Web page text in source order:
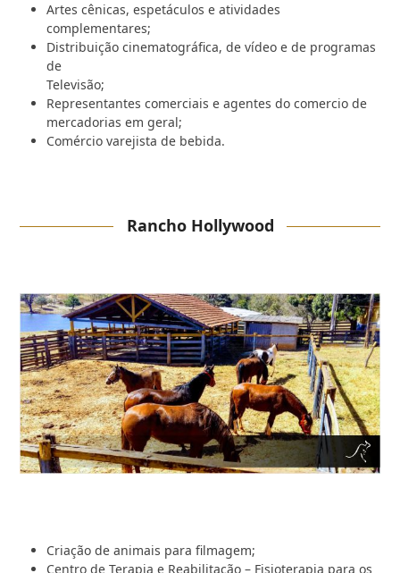
Artes cênicas, espetáculos e atividades
complementares;
Distribuição cinematográfica, de vídeo e de programas
de
Televisão;
Representantes comerciais e agentes do comercio de
mercadorias em geral;
Comércio varejista de bebida.
Rancho Hollywood
Criação de animais para filmagem;
Centro de Terapia e Reabilitação – Fisioterapia para os